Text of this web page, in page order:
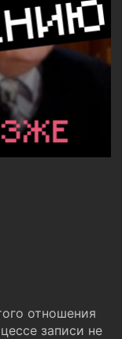
отношения
записи не